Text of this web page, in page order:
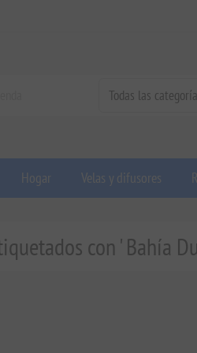
Hogar Velas y difusores
con ' Bahía